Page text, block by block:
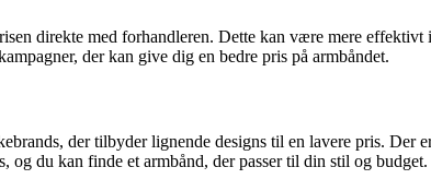
direkte med forhandleren. Dette kan være mere
der kan give dig en bedre pris på armbåndet.
der tilbyder lignende designs til en lavere pris.
og du kan finde et armbånd, der passer til din stil og budget.